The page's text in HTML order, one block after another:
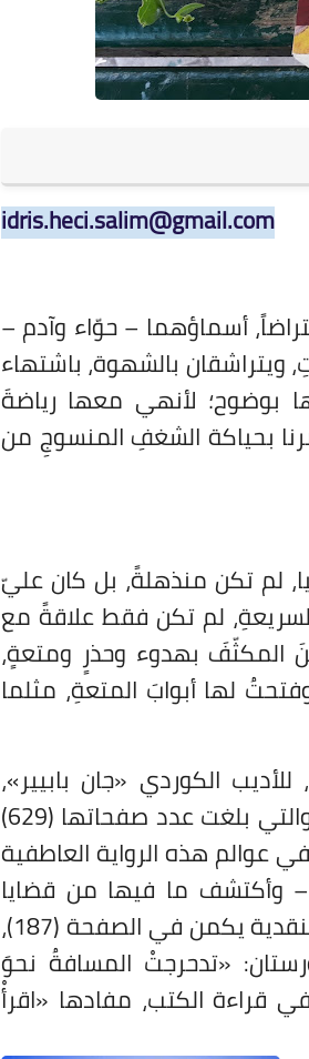
idris.heci.salim@gmail.com
أسماؤهما – حوّاء وآدم –
ويتراشقان بالشهوة، باشتهاء
بوضوح؛ لأنهي معها رياضةَ
بحياكة الشغفِ المنسوجِ من
لم تكن منذهلةً، بل كان عليّ
لم تكن فقط علاقةً مع
المكثّفَ بهدوء وحذرٍ ومتعةٍ،
لها أبوابَ المتعةِ، مثلما
الكوردي «جان بابيير»،
الصادرة بطبعتها الأولى عن دار «مقام» المصرية عام 2018، والتي بلغت عدد صفحاتها (629)
عوالم هذه الرواية العاطفية
– وأكتشف ما فيها من قضايا
ورسائل وإسقاطات، والسبب الأكبر جعلني أكتب هذه القراءة النقدية يكمن في الصفحة (187)،
«تدحرجتْ المسافةُ نحوَ
قراءة الكتب، مفادها «اقرأْ